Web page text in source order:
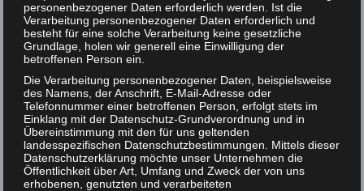
Artikel
Bücher
Zitate
Photos
Animal Rights Art
Anachronismus Tiere
essen
Veröffentlicht in:Unkategorisiert | 0
Anachronismus Tiere essen
Helmut F. Kaplan
In vielen Lebensbereichen haben im Laufe der Zeit weit-
und tiefgreifende Veränderungen stattgefunden. Denken
personenbezogener Daten erforderlich werden. Ist die
Verarbeitung personenbezogener Daten erforderlich und
besteht für eine solche Verarbeitung keine gesetzliche
Grundlage, holen wir generell eine Einwilligung der
betroffenen Person ein.
Die Verarbeitung personenbezogener Daten, beispielsweise
des Namens, der Anschrift, E-Mail-Adresse oder
Telefonnummer einer betroffenen Person, erfolgt stets im
Einklang mit der Datenschutz-Grundverordnung und in
Übereinstimmung mit den für uns geltenden
landesspezifischen Datenschutzbestimmungen. Mittels dieser
Datenschutzerklärung möchte unser Unternehmen die
Öffentlichkeit über Art, Umfang und Zweck der von uns
erhobenen, genutzten und verarbeiteten